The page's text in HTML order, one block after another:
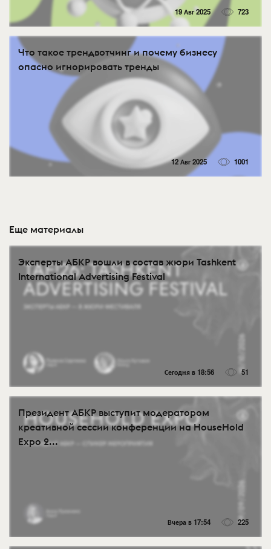
19 Авг 2025 723
Что такое трендвотчинг и почему бизнесу
опасно игнорировать тренды
12 Авг 2025 1001
Еще материалы
Эксперты АБКР вошли в состав жюри Tashkent
International Advertising Festival
Сегодня в 18:56 51
Президент АБКР выступит модератором
креативной сессии конференции на HouseHold
Expo 2...
Вчера в 17:54 225